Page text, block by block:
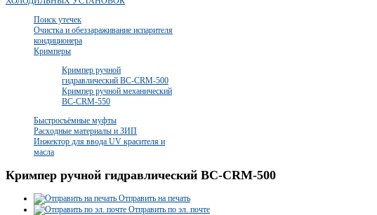
Поиск утечек
Очистка и обеззараживание испарителя
кондиционера
Кримперы
Кримпер ручной
гидравлический BC-CRM-500
Кримпер ручной механический
BC-CRM-550
Быстросъёмные муфты
Расходные материалы и ЗИП
Инжектор для ввода UV красителя и
масла
Кримпер ручной гидравлический BC-CRM-500
Отправить на печать
Отправить по эл. почте